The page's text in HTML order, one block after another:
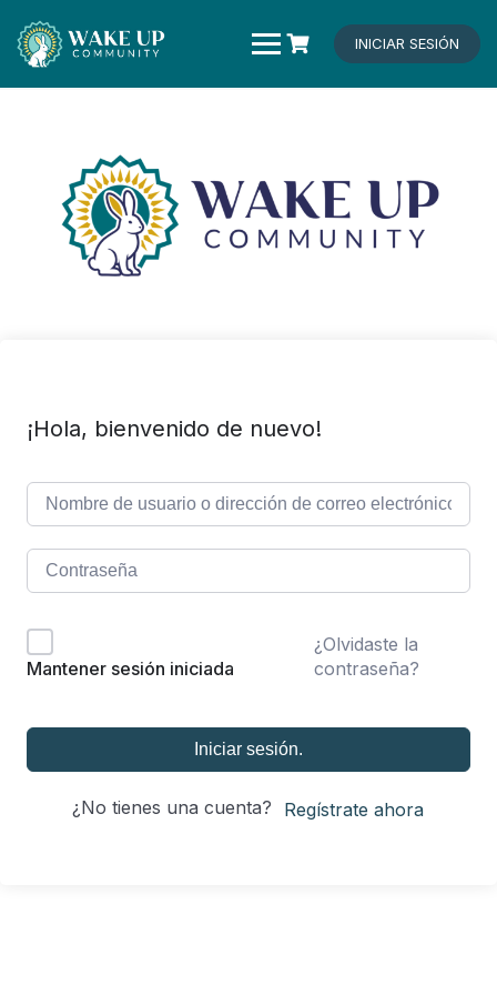
contenido
INICIAR SESIÓN
¡Hola, bienvenido de nuevo!
Mantener sesión iniciada
¿Olvidaste la
contraseña?
Iniciar sesión.
¿No tienes una cuenta? Regístrate ahora